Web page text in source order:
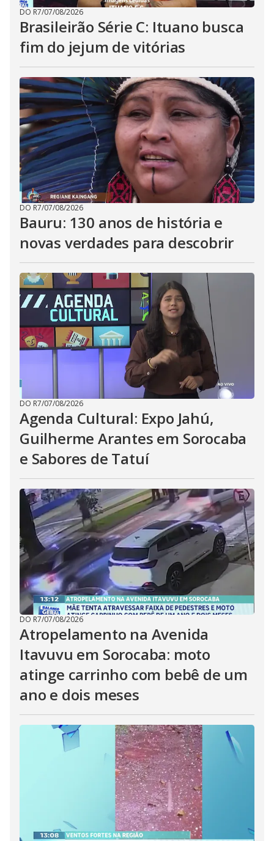
DO R7/07/08/2026
Brasileirão Série C: Ituano busca
fim do jejum de vitórias
DO R7/07/08/2026
Bauru: 130 anos de história e
novas verdades para descobrir
DO R7/07/08/2026
Agenda Cultural: Expo Jahú,
Guilherme Arantes em Sorocaba
e Sabores de Tatuí
DO R7/07/08/2026
Atropelamento na Avenida
Itavuvu em Sorocaba: moto
atinge carrinho com bebê de um
ano e dois meses